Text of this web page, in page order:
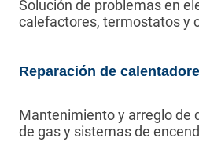
Solución de problemas en
calefactores, termostatos y
Reparación de
Mantenimiento y arreglo de
de gas y sistemas de